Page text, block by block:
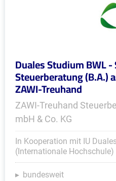
Duales Studium BWL
Steuerberatung (B.A.)
ZAWI-Treuhand
ZAWI-Treuhand
mbH & Co. KG
In Kooperation mit IU
(Internationale Hochschule)
bundesweit